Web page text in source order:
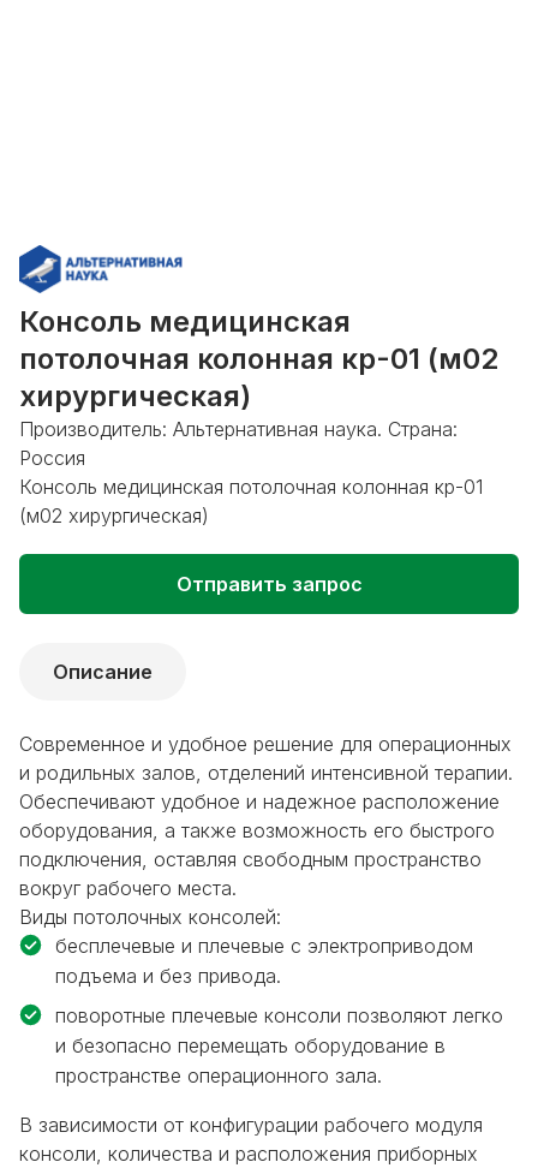
Консоль медицинская
потолочная колонная кр-01 (м02
хирургическая)
Производитель: Альтернативная наука. Страна:
Россия
Консоль медицинская потолочная колонная кр-01
(м02 хирургическая)
Отправить запрос
Описание
Современное и удобное решение для операционных
и родильных залов, отделений интенсивной терапии.
Обеспечивают удобное и надежное расположение
оборудования, а также возможность его быстрого
подключения, оставляя свободным пространство
вокруг рабочего места.
Виды потолочных консолей:
бесплечевые и плечевые с электроприводом
подъема и без привода.
поворотные плечевые консоли позволяют легко
и безопасно перемещать оборудование в
пространстве операционного зала.
В зависимости от конфигурации рабочего модуля
консоли, количества и расположения приборных